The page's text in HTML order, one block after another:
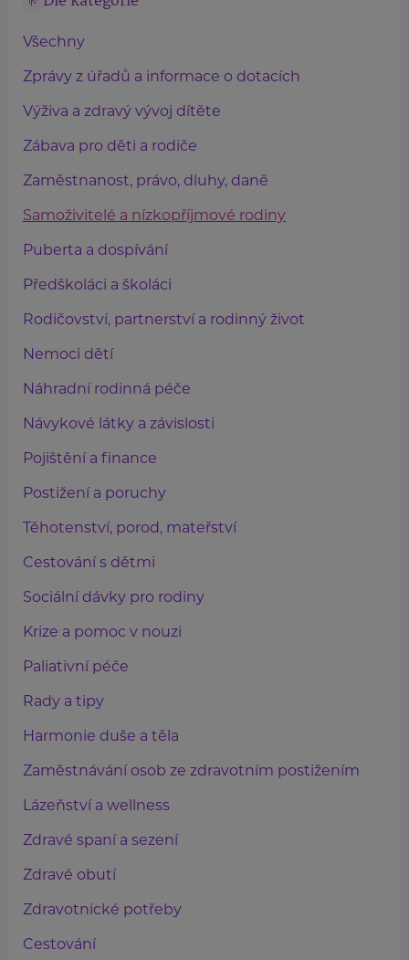
Všechny
Zprávy z úřadů a informace o dotacích
Výživa a zdravý vývoj dítěte
Zábava pro děti a rodiče
Zaměstnanost, právo, dluhy, daně
Samoživitelé a nízkopříjmové rodiny
Puberta a dospívání
Předškoláci a školáci
Rodičovství, partnerství a rodinný život
Nemoci dětí
Náhradní rodinná péče
Návykové látky a závislosti
Pojištění a finance
Postižení a poruchy
Těhotenství, porod, mateřství
Cestování s dětmi
Sociální dávky pro rodiny
Krize a pomoc v nouzi
Paliativní péče
Rady a tipy
Harmonie duše a těla
Zaměstnávání osob ze zdravotním postižením
Lázeňství a wellness
Zdravé spaní a sezení
Zdravé obutí
Zdravotnické potřeby
Cestování